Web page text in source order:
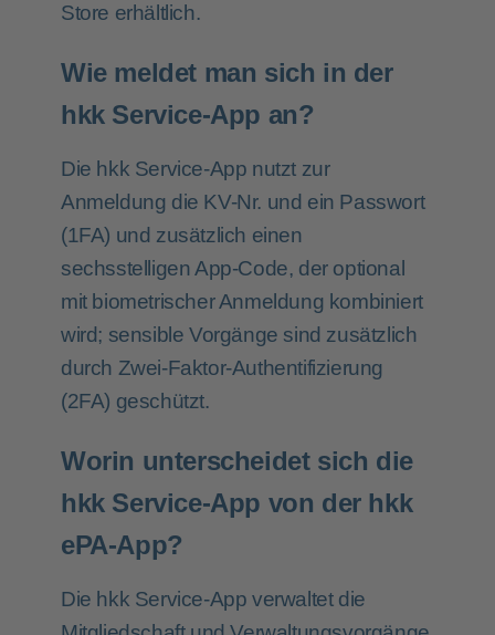
Store erhältlich.
Wie meldet man sich in der
hkk Service-App an?
Die hkk Service-App nutzt zur
Anmeldung die KV-Nr. und ein Passwort
(1FA) und zusätzlich einen
sechsstelligen App-Code, der optional
mit biometrischer Anmeldung kombiniert
wird; sensible Vorgänge sind zusätzlich
durch Zwei-Faktor-Authentifizierung
(2FA) geschützt.
Worin unterscheidet sich die
hkk Service-App von der hkk
ePA-App?
Die hkk Service-App verwaltet die